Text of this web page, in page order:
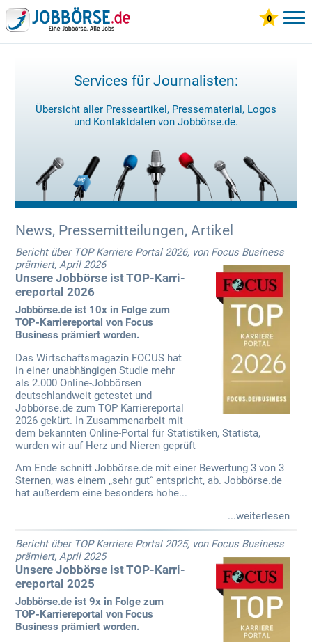
Services für Journalisten:
Übersicht aller Presseartikel, Pressematerial, Logos
und Kontaktdaten von Jobbörse.de.
News, Pressemitteilungen, Artikel
Bericht über TOP Karriere Portal 2026, von Focus Business
prämiert, April 2026
Unsere Jobbörse ist TOP-Karri­
ereportal 2026
Jobbörse.de ist 10x in Folge zum
TOP-Karriereportal von Focus
Business prämiert worden.
Das Wirtschaftsmagazin FOCUS hat
in einer unabhängigen Studie mehr
als 2.000 Online-Jobbörsen
deutschlandweit getestet und
Jobbörse.de zum TOP Karriereportal
2026 gekürt. In Zusammenarbeit mit
dem bekannten Online-Portal für Statistiken, Statista,
wurden wir auf Herz und Nieren geprüft
Am Ende schnitt Jobbörse.de mit einer Bewertung 3 von 3
Sternen, was einem „sehr gut“ entspricht, ab. Jobbörse.de
hat außerdem eine besonders hohe...
...weiterlesen
Bericht über TOP Karriere Portal 2025, von Focus Business
prämiert, April 2025
Unsere Jobbörse ist TOP-Karri­
ereportal 2025
Jobbörse.de ist 9x in Folge zum
TOP-Karriereportal von Focus
Business prämiert worden.